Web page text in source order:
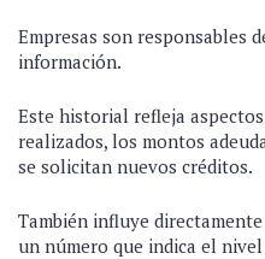
Empresas son responsables
información.
Este historial refleja
realizados, los montos
se solicitan nuevos créditos.
También influye
un número que indica el